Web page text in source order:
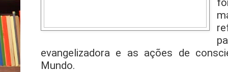
evangelizadora e as ações de
Mundo.